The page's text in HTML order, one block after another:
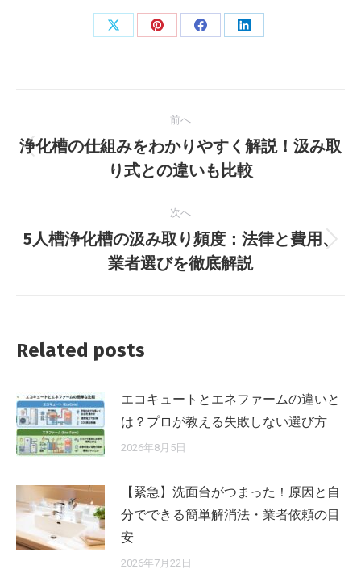
X
PinterestFacebookLinkedIn
稿
ゲ
ョ
ン
前へ
前
の
浄化槽の仕組みをわかりやすく解説！汲み取
り式との違いも比較
次へ
次
の
5人槽浄化槽の汲み取り頻度：法律と費用、
業者選びを徹底解説
Related posts
エコキュートとエネファームの違いと
は？プロが教える失敗しない選び方
2026年8月5日
【緊急】洗面台がつまった！原因と自
分でできる簡単解消法・業者依頼の目
安
2026年7月22日